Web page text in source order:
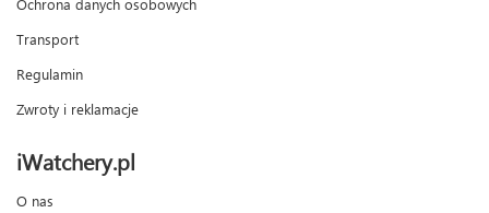
Transport
Regulamin
Zwroty i reklamacje
iWatchery.pl
O nas